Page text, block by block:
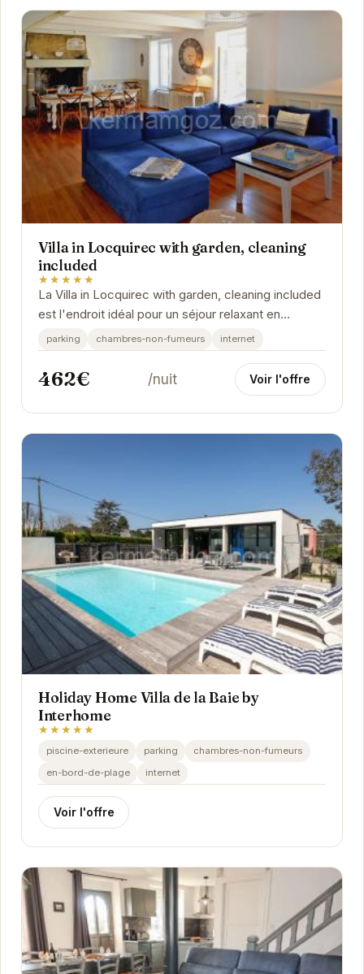
Villa in Locquirec with garden, cleaning
included
★★★★★
La Villa in Locquirec with garden, cleaning included
est l'endroit idéal pour un séjour relaxant en
Bretagne. Profitez de son jardin privé pour...
parking chambres-non-fumeurs internet
462€ /nuit Voir l'offre
Holiday Home Villa de la Baie by
Interhome
★★★★★
piscine-exterieure parking
chambres-non-fumeurs
en-bord-de-plage
internet
Voir l'offre